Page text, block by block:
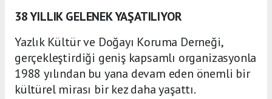
38 YILLIK GELENEK YAŞATILIYOR
Yazlık Kültür ve Doğayı Koruma Derneği,
gerçekleştirdiği geniş kapsamlı organizasyonla
1988 yılından bu yana devam eden önemli bir
kültürel mirası bir kez daha yaşattı.